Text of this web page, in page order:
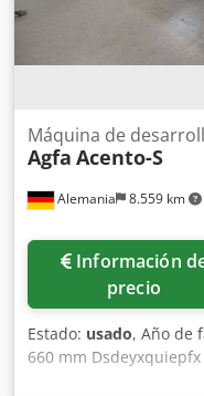
Alemania 8.559 km
Máquina de
Agfa Acento-S
Información de
precio
Estado: usado, Año de
660 mm